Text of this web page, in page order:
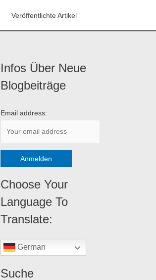
Veröffentlichte Artikel
Infos Über Neue
Blogbeiträge
Email address:
Choose Your
Language To
Translate:
German
Suche
K
a
r
n